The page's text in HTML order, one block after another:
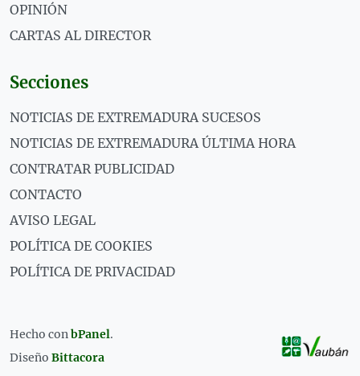
OPINIÓN
CARTAS AL DIRECTOR
Secciones
NOTICIAS DE EXTREMADURA SUCESOS
NOTICIAS DE EXTREMADURA ÚLTIMA HORA
CONTRATAR PUBLICIDAD
CONTACTO
AVISO LEGAL
POLÍTICA DE COOKIES
POLÍTICA DE PRIVACIDAD
Hecho con bPanel.
Diseño Bittacora